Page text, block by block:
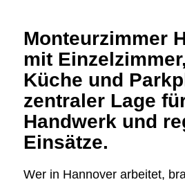
Monteurzimmer
mit
Küche und
zentraler Lage
Handwerk und
Einsätze.
Wer in Hannover arbeitet,